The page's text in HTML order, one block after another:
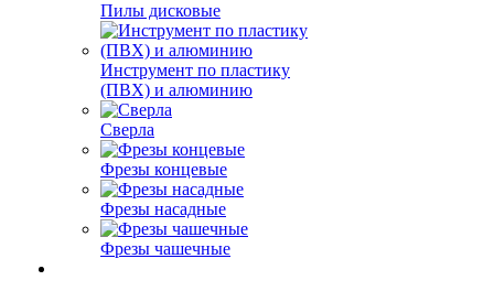
Пилы дисковые
Инструмент по пластику
(ПВХ) и алюминию
Сверла
Фрезы концевые
Фрезы насадные
Фрезы чашечные